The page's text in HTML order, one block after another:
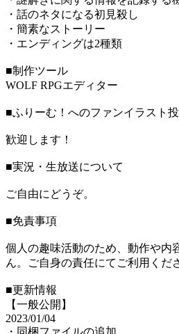
・話のネタになる初見殺し
・簡素なストーリー
・エンディングは2種類
■制作ツール
WOLF RPGエディター
■ふりーむ！へのファンイラスト
歓迎します！
■実況・生放送について
ご自由にどうぞ。
■免責事項
個人の趣味活動のため、動作や内
ん。ご自身の責任にてご利用くだ
■更新情報
【一般公開】
2023/01/04
・同梱ファイルの追加